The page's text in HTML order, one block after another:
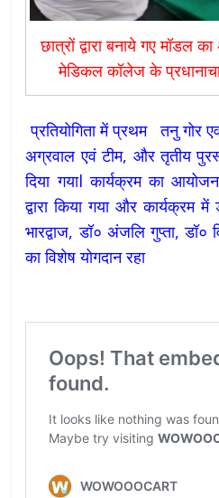
छात्रों द्वारा बनाये गए मॉडल
मेडिकल कॉलेज के
प्रतियोगिता में प्रथम तनु गोर
अग्रवाल एवं टीम, और तृतीय
दिया गयाl कार्यक्रम का आयोजन
द्वारा किया गया और कार्यक्रम
भारद्वाज, डॉ० अंजलि गुप्ता, डॉ०
का विशेष योगदान रहा